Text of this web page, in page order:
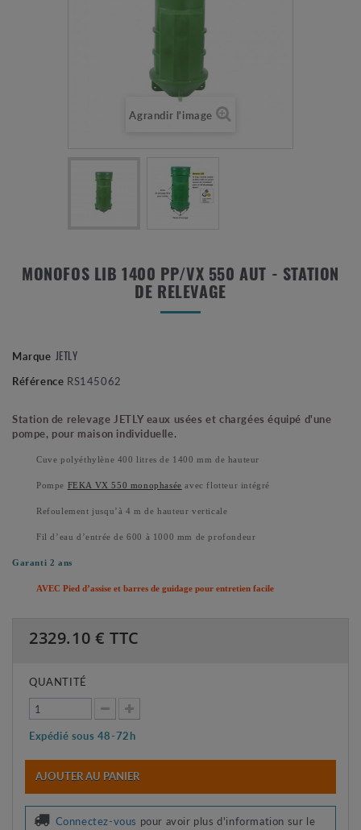
Agrandir l'image
MONOFOS LIB 1400 PP/VX 550 AUT - STATION
DE RELEVAGE
Marque JETLY
Référence RS145062
Station de relevage JETLY eaux usées et chargées équipé d'une
pompe, pour maison individuelle.
Cuve polyéthylène 400 litres de 1400 mm de hauteur
Pompe FEKA VX 550 monophasée avec flotteur intégré
Refoulement jusqu’à 4 m de hauteur verticale
Fil d’eau d’entrée de 600 à 1000 mm de profondeur
Garanti 2 ans
AVEC Pied d’assise et barres de guidage pour entretien facile
2329.10 € TTC
QUANTITÉ
Expédié sous 48-72h
AJOUTER AU PANIER
Connectez-vous pour avoir plus d'information sur le